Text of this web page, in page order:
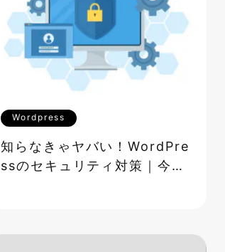
Wordpress
知らなきゃヤバい！WordPre
ssのセキュリティ対策｜今す